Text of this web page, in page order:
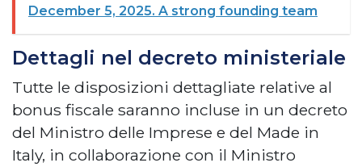
December 5, 2025. A strong founding team
Dettagli nel decreto ministeriale
Tutte le disposizioni dettagliate relative al
bonus fiscale saranno incluse in un decreto
del Ministro delle Imprese e del Made in
Italy, in collaborazione con il Ministro